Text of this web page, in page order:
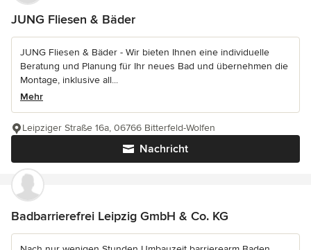
JUNG Fliesen & Bäder
JUNG Fliesen & Bäder - Wir bieten Ihnen eine individuelle
Beratung und Planung für Ihr neues Bad und übernehmen die
Montage, inklusive all...
Mehr
Nachricht
Leipziger Straße 16a, 06766 Bitterfeld-Wolfen
Badbarrierefrei Leipzig GmbH & Co. KG